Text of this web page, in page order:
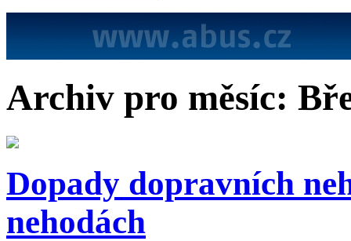
Archiv pro měsíc:
Dopady dopravních
nehodách